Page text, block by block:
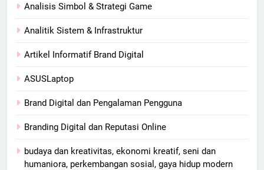
Analisis Simbol & Strategi Game
Analitik Sistem & Infrastruktur
Artikel Informatif Brand Digital
ASUSLaptop
Brand Digital dan Pengalaman Pengguna
Branding Digital dan Reputasi Online
budaya dan kreativitas, ekonomi kreatif, seni dan
humaniora, perkembangan sosial, gaya hidup modern